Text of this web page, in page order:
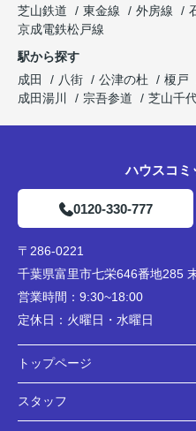
芝山鉄道
東金線 外房線
京成電鉄松戸線
駅から探す
成田
八街 公津の杜 榎戸
成田湯川
宗吾参道 芝山千
ハウスコミ
0120-330-777
〒286-0221
千葉県富里市七栄646番地285
営業時間： 9:30~18:00
定休日： 火曜日・水曜日
トップページ
スタッフ